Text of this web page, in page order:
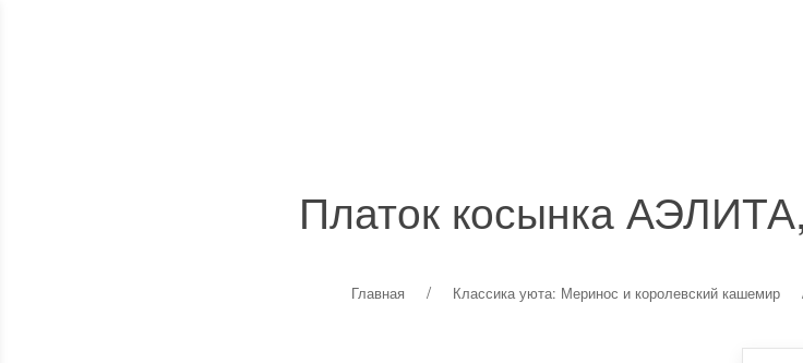
Платок косынка
Главная Классика уюта: Меринос и королевский кашемир